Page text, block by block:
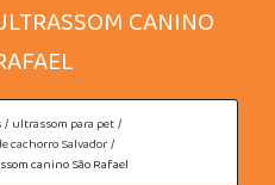
CANINO
ultrassom para pet
cachorro Salvador
canino São Rafael